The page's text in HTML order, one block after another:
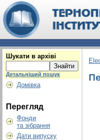
Шукати в архіві
Детальніший пошук
Домівка
Перегляд
Фонди
та зібрання
Дати випуску